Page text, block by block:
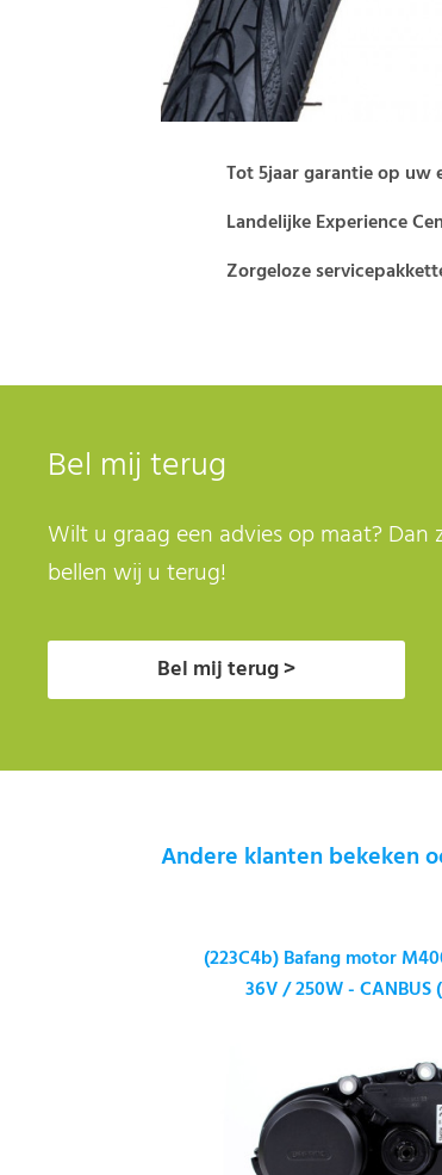
Tot 5jaar garantie op uw
Landelijke Experience
Zorgeloze
Bel mij terug
Wilt u graag een advies op maat?
bellen wij u terug!
Bel mij terug >
Andere klanten bekeken
(223C4b) Bafang motor
36V / 250W - CANBUS